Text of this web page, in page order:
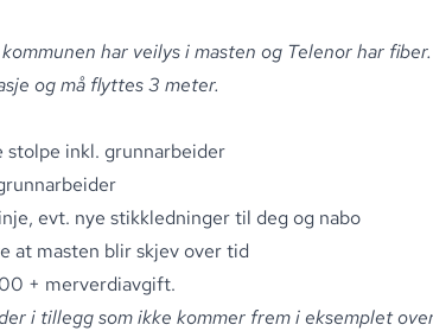
har veilys i masten og Telenor har
og må flyttes 3 meter.
stolpe inkl. grunnarbeider
evt. nye stikkledninger til deg og nabo
at masten blir skjev over tid
+ merverdiavgift.
i tillegg som ikke kommer frem i eksemplet